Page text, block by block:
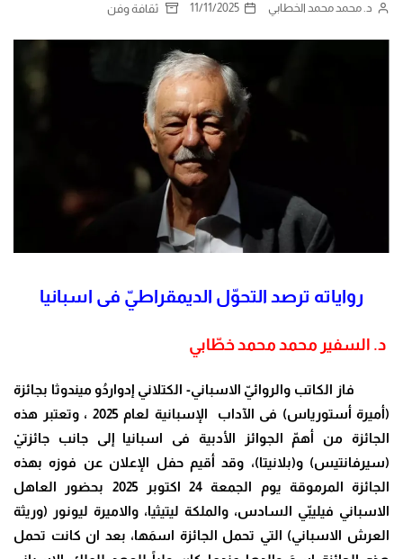
د. محمد محمد الخطابي 11/11/2025 ثقافة وفن
رواياته ترصد التحوّل الديمقراطيّ فى اسبانيا
د. السفير محمد محمد خطّابي
فاز الكاتب والروائيّ الاسباني- الكتلاني إدواردُو ميندوثا بجائزة
(أميرة أستورياس) فى الآداب الإسبانية لعام 2025 ، وتعتبر هذه
الجائزة من أهمّ الجوائز الأدبية فى اسبانيا إلى جانب جائزتيْ
(سيرفانتيس) و(بلانيتا)، وقد أقيم حفل الإعلان عن فوزه بهذه
الجائزة المرموقة يوم الجمعة 24 اكتوبر 2025 بحضور العاهل
الاسباني فيليبّي السادس، والملكة ليتيثيا، والاميرة ليونور (وريثة
العرش الاسباني) التي تحمل الجائزة اسمَها، بعد ان كانت تحمل